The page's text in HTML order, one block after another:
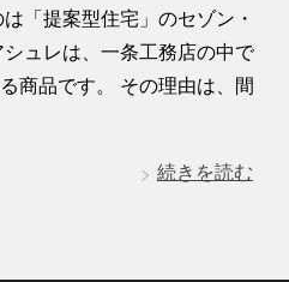
「提案型住宅」のセゾン・
ュレは、一条工務店の中で
商品です。 その理由は、間
続きを読む